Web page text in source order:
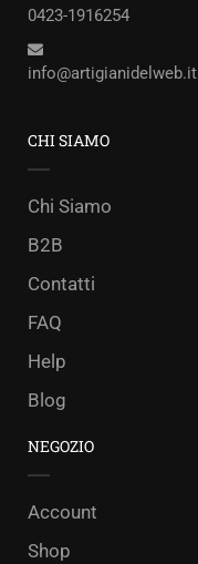
0423-1916254
info@artigianidelweb.it
CHI SIAMO
Chi Siamo
B2B
Contatti
FAQ
Help
Blog
NEGOZIO
Account
Shop